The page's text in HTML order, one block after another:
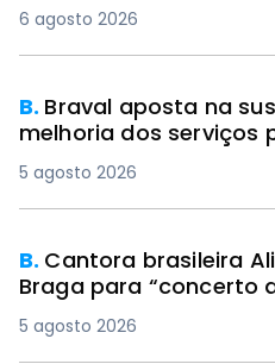
6 agosto 2026
B. Braval aposta na
melhoria dos serviços
5 agosto 2026
B. Cantora brasileira
Braga para “concerto
5 agosto 2026